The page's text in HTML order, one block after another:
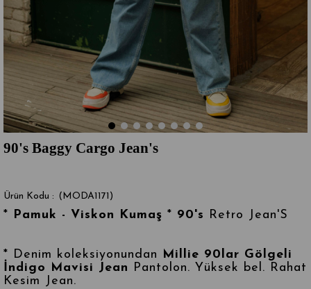
90's Baggy Cargo Jean's
(MODA1171)
* Pamuk - Viskon Kumaş * 90's Retro Jean'S
* Denim koleksiyonundan Millie 90lar Gölgeli
İndigo Mavisi Jean Pantolon. Yüksek bel. Rahat
Kesim Jean.